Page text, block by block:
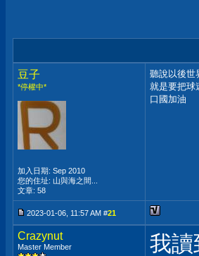
豆子
*停權中*
加入日期: Sep 2010
您的住址: 山與海之間...
文章: 58
聽說以後世
就是要把球
口國加油
2023-01-06, 11:57 AM #21
Crazynut
Master Member
我